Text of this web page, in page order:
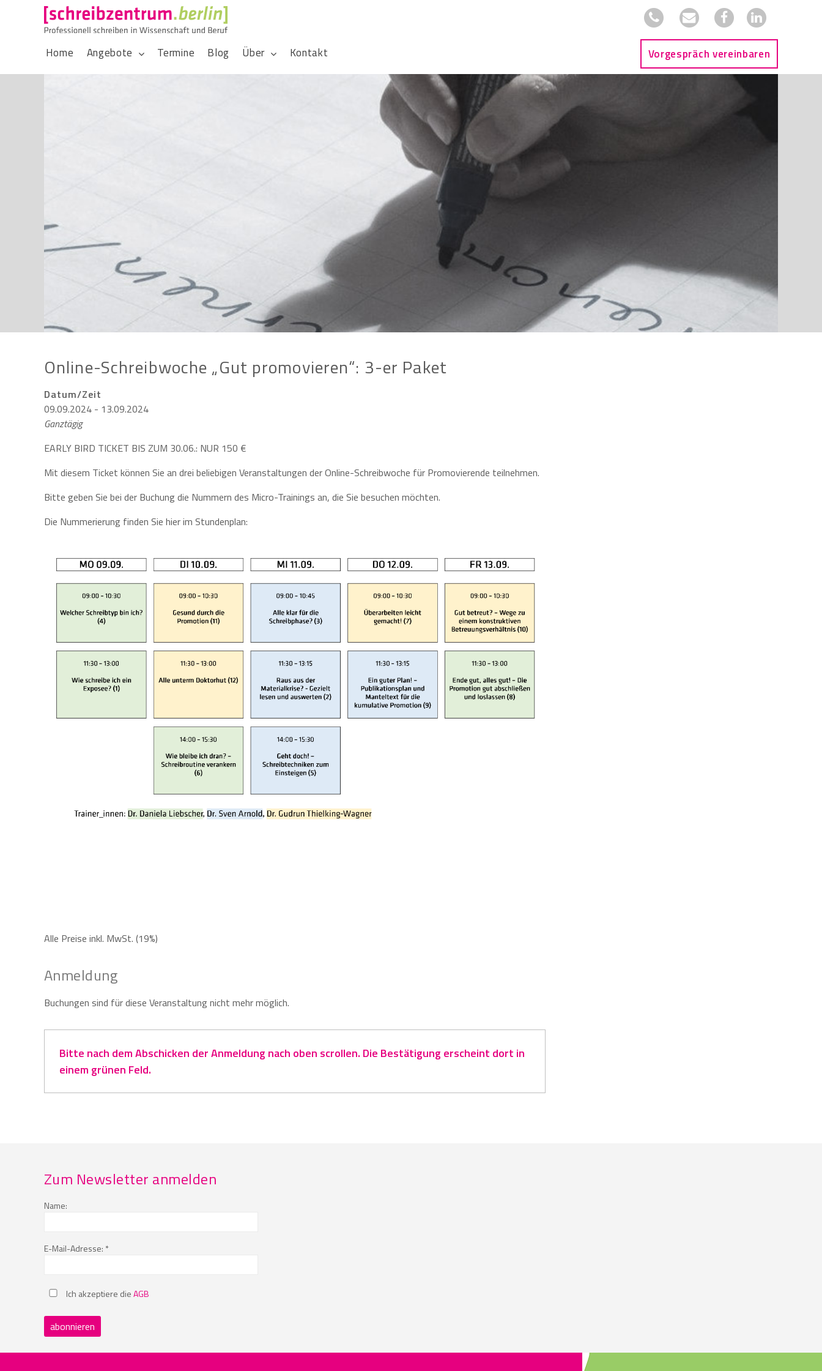
Home Angebote Termine Blog Über Kontakt Vorgespräch vereinbaren
Online-Schreibwoche „Gut promovieren“: 3-er Paket
Datum/Zeit
09.09.2024 - 13.09.2024
Ganztägig
EARLY BIRD TICKET BIS ZUM 30.06.: NUR 150 €
Mit diesem Ticket können Sie an drei beliebigen Veranstaltungen der Online-Schreibwoche für Promovierende teilnehmen.
Bitte geben Sie bei der Buchung die Nummern des Micro-Trainings an, die Sie besuchen möchten.
Die Nummerierung finden Sie hier im Stundenplan:
Alle Preise inkl. MwSt. (19%)
Anmeldung
Buchungen sind für diese Veranstaltung nicht mehr möglich.
Bitte nach dem Abschicken der Anmeldung nach oben scrollen. Die Bestätigung erscheint dort in
einem grünen Feld.
Zum Newsletter anmelden
Name:
E-Mail-Adresse: *
Ich akzeptiere dieAGB